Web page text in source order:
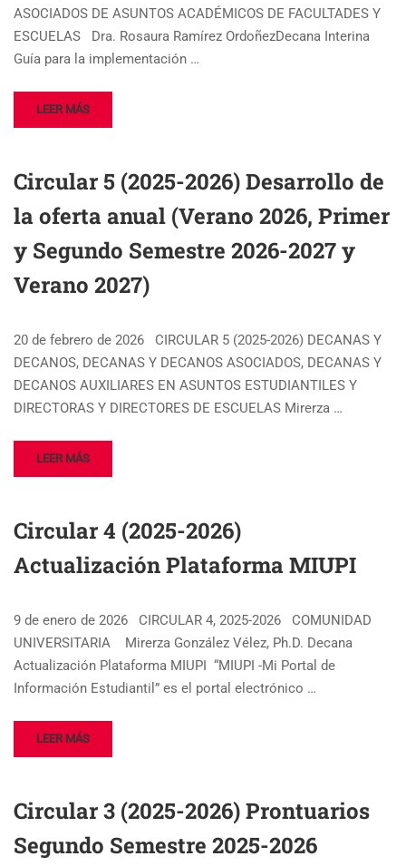
ASOCIADOS DE ASUNTOS ACADÉMICOS DE FACULTADES Y
ESCUELAS Dra. Rosaura Ramírez OrdoñezDecana Interina
Guía para la implementación …
LEER MÁS
Circular 5 (2025-2026) Desarrollo de
la oferta anual (Verano 2026, Primer
y Segundo Semestre 2026-2027 y
Verano 2027)
20 de febrero de 2026 CIRCULAR 5 (2025-2026) DECANAS Y
DECANOS, DECANAS Y DECANOS ASOCIADOS, DECANAS Y
DECANOS AUXILIARES EN ASUNTOS ESTUDIANTILES Y
DIRECTORAS Y DIRECTORES DE ESCUELAS Mirerza …
LEER MÁS
Circular 4 (2025-2026)
Actualización Plataforma MIUPI
9 de enero de 2026 CIRCULAR 4, 2025-2026 COMUNIDAD
UNIVERSITARIA Mirerza González Vélez, Ph.D. Decana
Actualización Plataforma MIUPI “MIUPI -Mi Portal de
Información Estudiantil” es el portal electrónico …
LEER MÁS
Circular 3 (2025-2026) Prontuarios
Segundo Semestre 2025-2026